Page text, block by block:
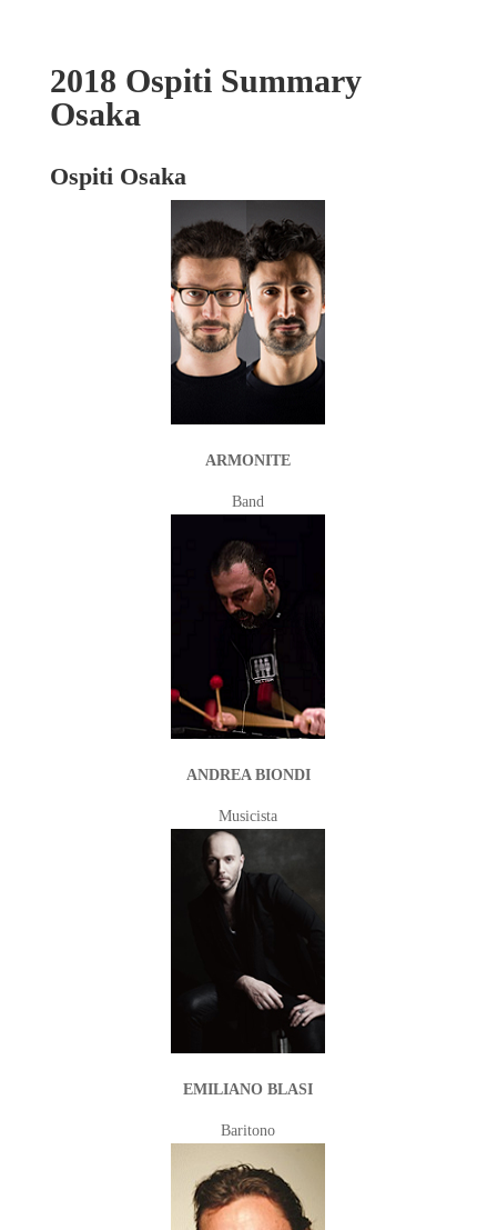
2018 Ospiti Summary
Osaka
Ospiti Osaka
ARMONITE
Band
ANDREA BIONDI
Musicista
EMILIANO BLASI
Baritono